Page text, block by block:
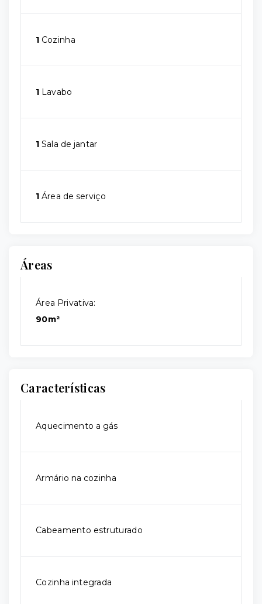
1 Cozinha
1 Lavabo
1 Sala de jantar
1 Área de serviço
Áreas
Área Privativa:
90m²
Características
Aquecimento a gás
Armário na cozinha
Cabeamento estruturado
Cozinha integrada